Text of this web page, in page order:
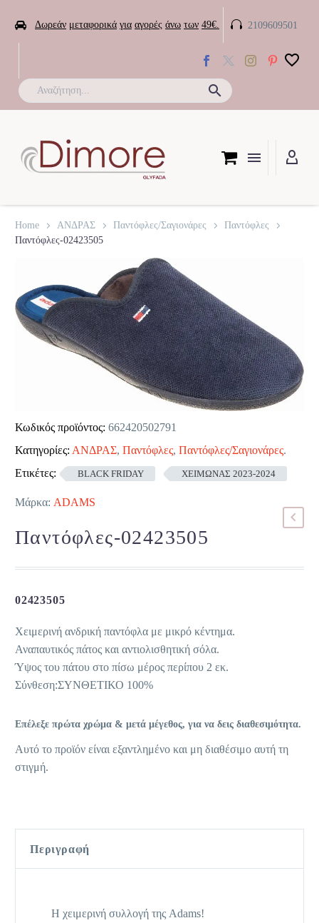
 Δωρεάν μεταφορικά για αγορές άνω των 49€. 
 2109609501
Home ΑΝΔΡΑΣ Παντόφλες/Σαγιονάρες
Παντόφλες
Παντόφλες-02423505
Κωδικός προϊόντος: 662420502791
Κατηγορίες: ΑΝΔΡΑΣ, Παντόφλες, Παντόφλες/Σαγιονάρες.
Ετικέτες:
BLACK FRIDAY ΧΕΙΜΩΝΑΣ 2023-2024
Μάρκα: ADAMS
Παντόφλες-02423505
02423505
Χειμερινή ανδρική παντόφλα με μικρό κέντημα.
Αναπαυτικός πάτος και αντιολισθητική σόλα.
Ύψος του πάτου στο πίσω μέρος περίπου 2 εκ.
Σύνθεση:ΣΥΝΘΕΤΙΚΟ 100%
Επέλεξε πρώτα χρώμα & μετά μέγεθος, για να δεις διαθεσιμότητα.
Αυτό το προϊόν είναι εξαντλημένο και μη διαθέσιμο αυτή τη
στιγμή.
Περιγραφή
Η χειμερινή συλλογή της Adams!